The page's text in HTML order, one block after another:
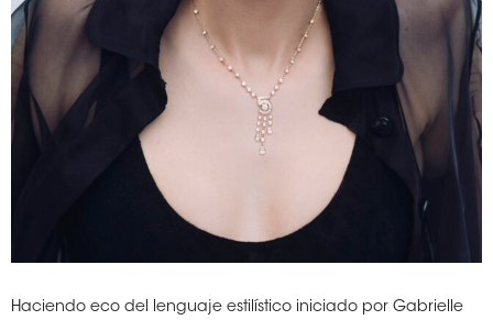
Haciendo eco del lenguaje estilístico iniciado por Gabrielle